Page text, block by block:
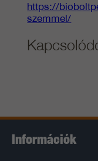
https://
szemmel/
Információk